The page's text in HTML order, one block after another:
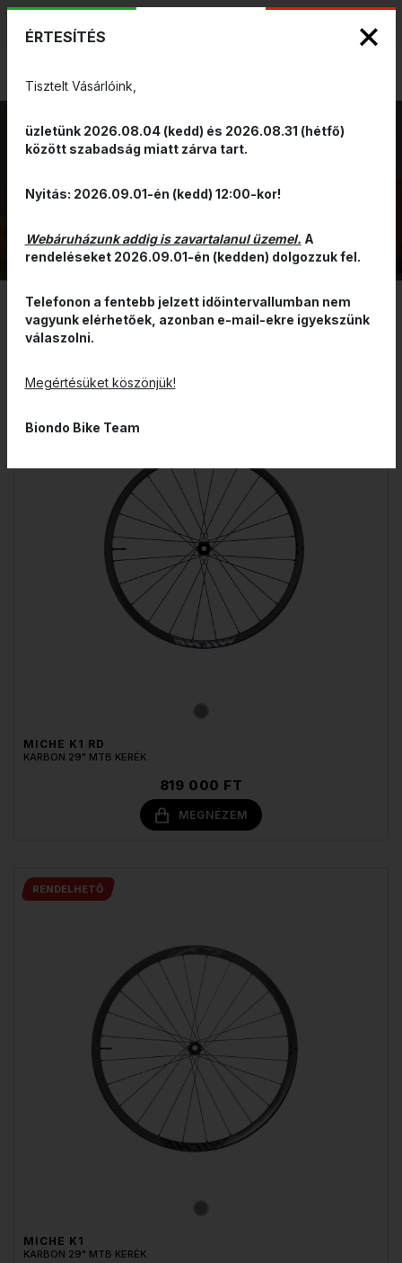
HUN
MTB KERÉK
SZŰRÉS
RENDELHETŐ
MICHE K1 RD
KARBON 29" MTB KERÉK
819 000 FT
MEGNÉZEM
RENDELHETŐ
MICHE K1
KARBON 29" MTB KERÉK
ÉRTESÍTÉS
Tisztelt Vásárlóink,
üzletünk 2026.08.04 (kedd) és 2026.08.31 (hétfő)
között szabadság miatt zárva tart.
Nyitás: 2026.09.01-én (kedd) 12:00-kor!
Webáruházunk addig is zavartalanul üzemel. A
rendeléseket 2026.09.01-én (kedden) dolgozzuk fel.
Telefonon a fentebb jelzett időintervallumban nem
vagyunk elérhetőek, azonban e-mail-ekre igyekszünk
válaszolni.
Megértésüket köszönjük!
Biondo Bike Team